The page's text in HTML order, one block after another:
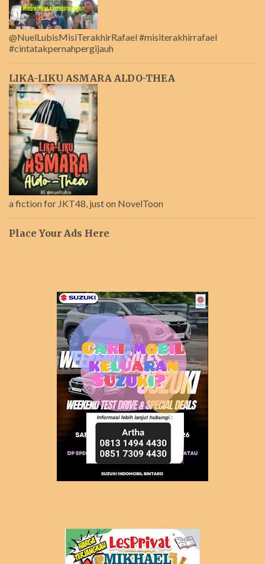
@NuelLubisMisiTerakhirRafael #misiterakhirrafael
#cintatakpernahpergijauh
LIKA-LIKU ASMARA ALDO-THEA
a fiction for JKT48, just on NovelToon
Place Your Ads Here